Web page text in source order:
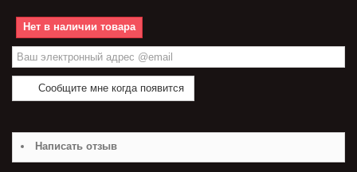
Нет в наличии товара
Сообщите мне когда появится
Написать отзыв